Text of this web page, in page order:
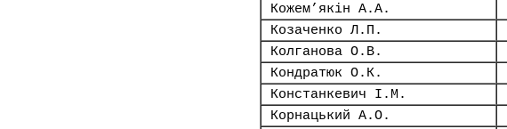
Кожем’якін А.А.
Козаченко Л.П.
Колганова О.В.
Кондратюк О.К.
Констанкевич І.М.
Корнацький А.О.